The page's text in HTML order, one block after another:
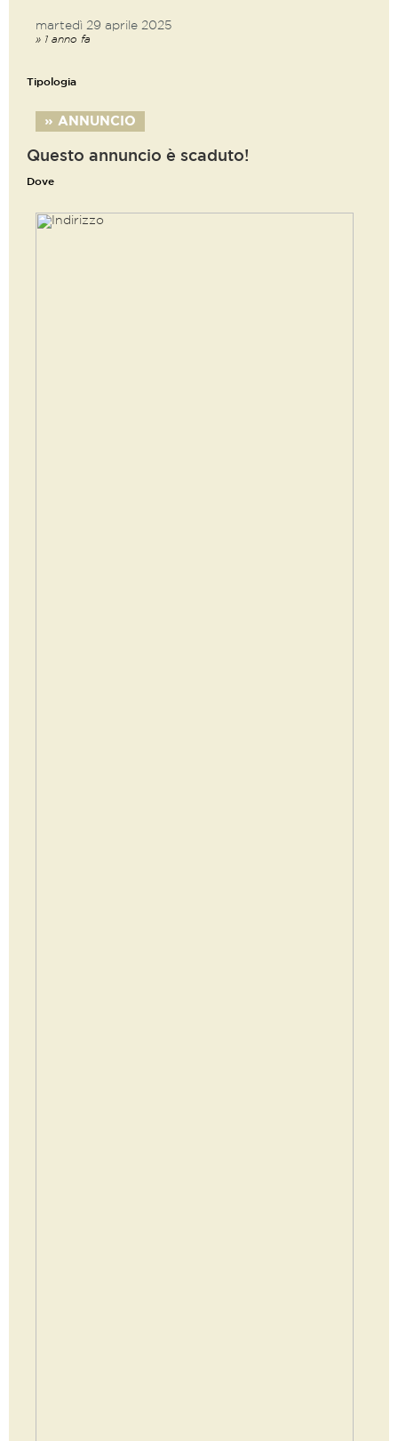
martedì 29 aprile 2025
» 1 anno fa
Tipologia
» ANNUNCIO
Questo annuncio è scaduto!
Dove